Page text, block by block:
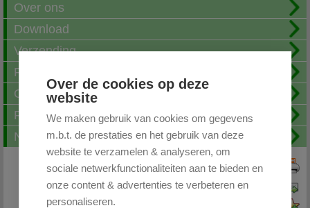
Over de cookies op deze
website
We maken gebruik van cookies om gegevens
m.b.t. de prestaties en het gebruik van deze
website te verzamelen & analyseren, om
sociale netwerkfunctionaliteiten aan te bieden en
onze content & advertenties te verbeteren en
personaliseren.
Over ons
Download
Verzending
Fotoalbum
Openingstijden
FAQ
Nieuwsbrief
Print deze pagina
Pagina doorsturen